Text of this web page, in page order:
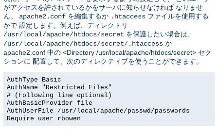
がアクセスを許されているかをサーバに知らせなければ なりませ
ん。 apache2.conf を編集するか .htaccess ファイルを使用する
かで 設定します。例えば、ディレクトリ
/usr/local/apache/htdocs/secret を保護したい場合は、
/usr/local/apache/htdocs/secret/.htaccess か
apache2.conf 中の <Directory /usr/local/apache/htdocs/secret> セク
ションに 配置して、次のディレクティブを使うことができます。
AuthType Basic
AuthName "Restricted Files"
# (Following line optional)
AuthBasicProvider file
AuthUserFile /usr/local/apache/passwd/passwords
Require user rbowen